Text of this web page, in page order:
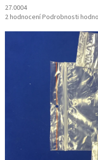
27.0004
Průměrné
hvězdiček.
2 hodnoceníPodrobnosti